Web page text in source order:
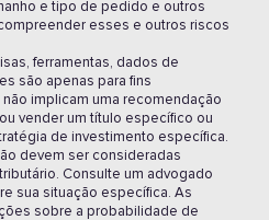
e tipo de pedido e outros
esses e outros riscos
ferramentas, dados de
são apenas para fins
implicam uma recomendação
vender um título específico ou
de investimento específica.
devem ser consideradas
Consulte um advogado
sua situação específica. As
sobre a probabilidade de